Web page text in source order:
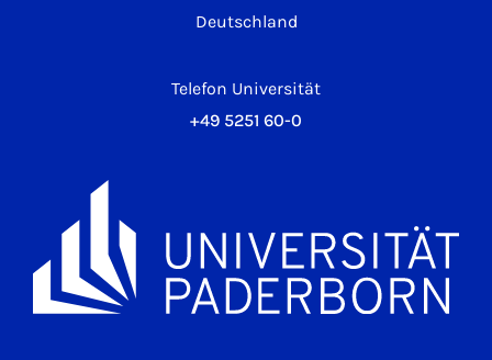
Deutschland
Telefon Universität
+49 5251 60-0